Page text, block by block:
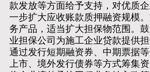
款发放等方面给予支持，对优质
一步扩大应收账款质押融资规模
务产品，适当扩大担保物范围。
业担保公司为施工企业贷款提供
通过发行短期融资券、中期票据
上市、境外发行债券等方式筹集